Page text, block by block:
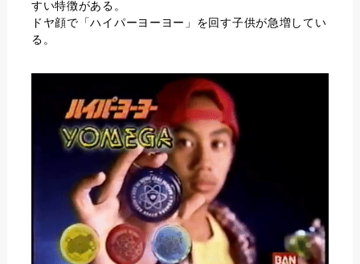
すい特徴がある。
ドヤ顔で「ハイパーヨーヨー」を回す子供が急増してい
る。